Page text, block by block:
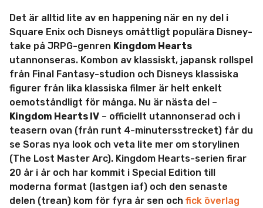
Det är alltid lite av en happening när en ny del i
Square Enix och Disneys omåttligt populära Disney-
take på JRPG-genren Kingdom Hearts
utannonseras. Kombon av klassiskt, japansk rollspel
från Final Fantasy-studion och Disneys klassiska
figurer från lika klassiska filmer är helt enkelt
oemotståndligt för många. Nu är nästa del –
Kingdom Hearts IV – officiellt utannonserad och i
teasern ovan (från runt 4-minutersstrecket) får du
se Soras nya look och veta lite mer om storylinen
(The Lost Master Arc). Kingdom Hearts-serien firar
20 år i år och har kommit i Special Edition till
moderna format (lastgen iaf) och den senaste
delen (trean) kom för fyra år sen och fick överlag